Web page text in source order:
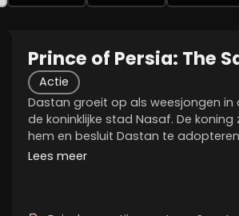
Prince of Persia: The
Time
Actie
Dastan groeit op als weesjongen in
de koninklijke stad Nasaf. De
hem en besluit Dastan te
nemen in de koninklijke familie.
Lees meer